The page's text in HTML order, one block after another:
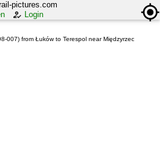
pictures.com
Login
007) from Łuków to Terespol near Międzyrzec